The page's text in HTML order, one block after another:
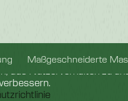
Maßgeschneiderte
Ihnen das bestmögliche